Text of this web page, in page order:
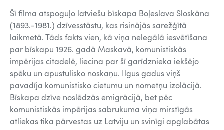
Šī filma atspoguļo latviešu bīskapa Boļeslava Sloskāna
(1893.-1981.) dzīvesstāstu, kas risinājās sarežģītā
laikmetā. Tāds fakts vien, kā viņa nelegālā iesvētīšana
par bīskapu 1926. gadā Maskavā, komunistiskās
impērijas citadelē, liecina par šī garīdznieka iekšējo
spēku un apustulisko noskaņu. Ilgus gadus viņš
pavadīja komunistisko cietumu un nometņu izolācijā.
Bīskapa dzīve noslēdzās emigrācijā, bet pēc
komunistiskās impērijas sabrukuma viņa mirstīgās
atliekas tika pārvestas uz Latviju un svinīgi apglabātas